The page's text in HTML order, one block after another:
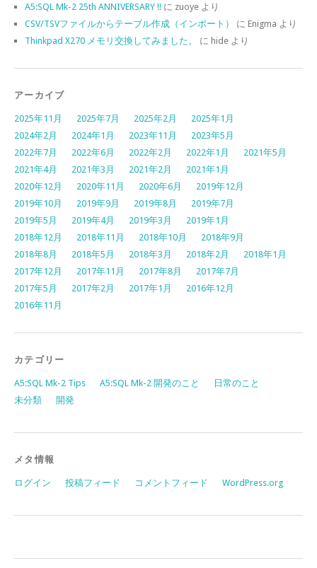
A5:SQL Mk-2 25th ANNIVERSARY !! に zuoye より
CSV/TSVファイルからテーブル作成（インポート）
に Enigma より
Thinkpad X270 メモリ交換してみました。
に hide より
アーカイブ
2025年11月 2025年7月 2025年2月
2025年1月
2024年2月
2024年1月 2023年11月
2023年5月
2022年7月
2022年6月 2022年2月 2022年1月
2021年5月
2021年4月
2021年3月 2021年2月
2021年1月
2020年12月
2020年11月 2020年6月
2019年12月
2019年10月
2019年9月 2019年8月
2019年7月
2019年5月
2019年4月 2019年3月
2019年1月
2018年12月
2018年11月 2018年10月
2018年9月
2018年8月
2018年5月 2018年3月 2018年2月
2018年1月
2017年12月
2017年11月 2017年8月
2017年7月
2017年5月
2017年2月 2017年1月
2016年12月
2016年11月
カテゴリー
A5:SQL Mk-2 Tips A5:SQL Mk-2 開発のこと
日常のこと
未分類
開発
メタ情報
ログイン 投稿フィード コメントフィード WordPress.org